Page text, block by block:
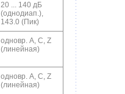
20 ... 140 дБ
(однодиап.),
143.0 (Пик)
одновр. A, С, Z
(линейная)
одновр. A, С, Z
(линейная)